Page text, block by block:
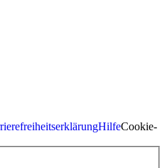
HilfeCookie-